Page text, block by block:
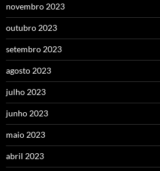
novembro 2023
outubro 2023
setembro 2023
agosto 2023
julho 2023
junho 2023
maio 2023
abril 2023